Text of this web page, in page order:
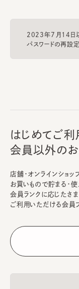
2023年7月14日
パスワードの再設
はじめてご利
会員以外の
店舗・オンラインショッ
お買いもので貯まる・使
会員ランクに応じたさ
ご利用いただける会員